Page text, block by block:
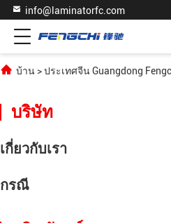
info@laminatorfc.com
บ้าน >ประเทศจีน Guangdong
บริษัท
เกี่ยวกับเรา
กรณี